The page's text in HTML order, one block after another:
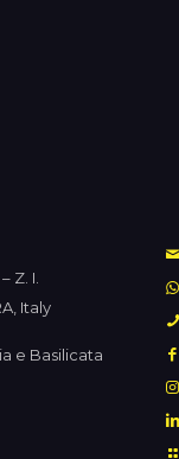
Z. I.
Italy
e Basilicata